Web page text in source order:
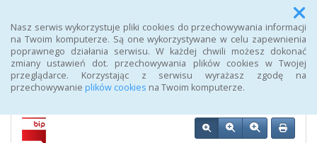
Nasz serwis wykorzystuje pliki cookies do przechowywania informacji
na Twoim komputerze. Są one wykorzystywane w celu zapewnienia
poprawnego działania serwisu. W każdej chwili możesz dokonać
zmiany ustawień dot. przechowywania plików cookies w Twojej
przeglądarce. Korzystając z serwisu wyrażasz zgodę na
przechowywanie plików cookies na Twoim komputerze.
Menu
Biuletyn Informacji Publicznej 107 Szpitala Wojskowego z
Przychodnią SPZOZ w Wałczu